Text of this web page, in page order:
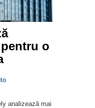
o
analizează mai